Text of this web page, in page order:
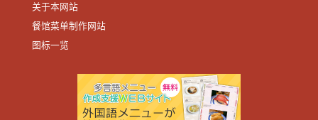
关于本网站
餐馆菜单制作网站
图标一览